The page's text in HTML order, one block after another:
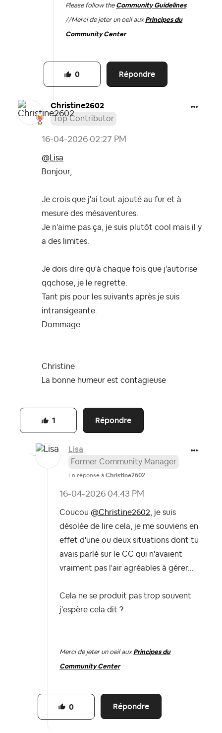
Please follow the Community Guidelines
//Merci de jeter un oeil aux Principes du
Community Center
Répondre
0
Christine2602
Top Contributor
‎16-04-2026 02:27 PM
@Lisa
Bonjour,
Je crois que j'ai tout ajouté au fur et à
mesure des mésaventures.
Je n'aime pas ça, je suis plutôt cool mais il y
a des limites.
Je dois dire qu'à chaque fois que j'autorise
qqchose, je le regrette.
Tant pis pour les suivants après je suis
intransigeante.
Dommage.
Christine
La bonne humeur est contagieuse
Répondre
1
Lisa
Former Community Manager
En réponse à Christine2602
‎16-04-2026 04:43 PM
Coucou @Christine2602, je suis
désolée de lire cela, je me souviens en
effet d'une ou deux situations dont tu
avais parlé sur le CC qui n'avaient
vraiment pas l'air agréables à gérer...
Cela ne se produit pas trop souvent
j'espère cela dit ?
-----
Merci de jeter un oeil aux Principes du
Community Center
Répondre
0